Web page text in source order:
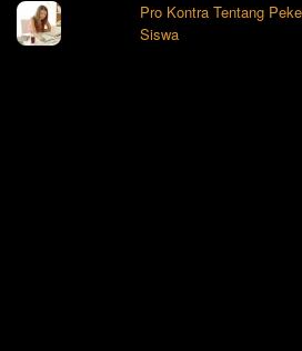
Pro Kontra Tentang
Siswa